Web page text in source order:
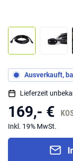
Ausverkauft,
Lieferzeit
169,- €
Inkl. 19% MwSt.